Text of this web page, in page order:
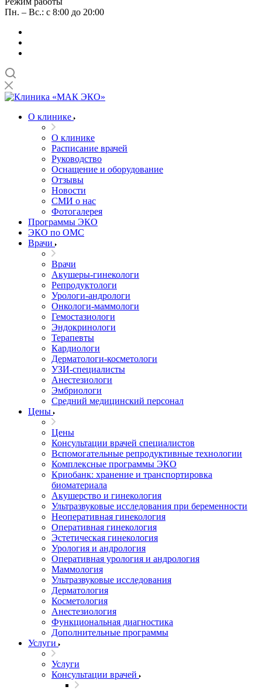
Пн. – Вс.: с 8:00 до 20:00
О клинике
О клинике
Расписание врачей
Руководство
Оснащение и оборудование
Отзывы
Новости
СМИ о нас
Фотогалерея
Программы ЭКО
ЭКО по ОМС
Врачи
Врачи
Акушеры-гинекологи
Репродуктологи
Урологи-андрологи
Онкологи-маммологи
Гемостазиологи
Эндокринологи
Терапевты
Кардиологи
Дерматологи-косметологи
УЗИ-специалисты
Анестезиологи
Эмбриологи
Средний медицинский персонал
Цены
Цены
Консультации врачей специалистов
Вспомогательные репродуктивные технологии
Комплексные программы ЭКО
Криобанк: хранение и транспортировка
биоматериала
Акушерство и гинекология
Ультразвуковые исследования при беременности
Неоперативная гинекология
Оперативная гинекология
Эстетическая гинекология
Урология и андрология
Оперативная урология и андрология
Маммология
Ультразвуковые исследования
Дерматология
Косметология
Анестезиология
Функциональная диагностика
Дополнительные программы
Услуги
Услуги
Консультации врачей